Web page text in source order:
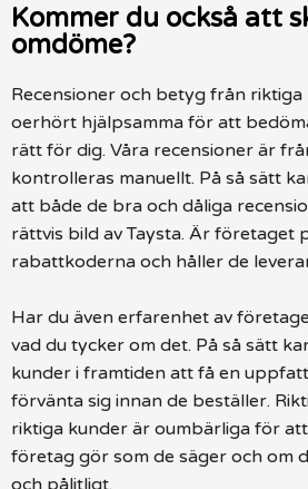
Kommer du också att
omdöme?
Recensioner och betyg från riktiga
oerhört hjälpsamma för att
rätt för dig. Våra recensioner är
kontrolleras manuellt. På så sätt
att både de bra och dåliga
rättvis bild av Taysta. Är företaget
rabattkoderna och håller de
Har du även erfarenhet av
vad du tycker om det. På så sätt
kunder i framtiden att få en
förvänta sig innan de beställer.
riktiga kunder är oumbärliga för
företag gör som de säger och om
och pålitligt.